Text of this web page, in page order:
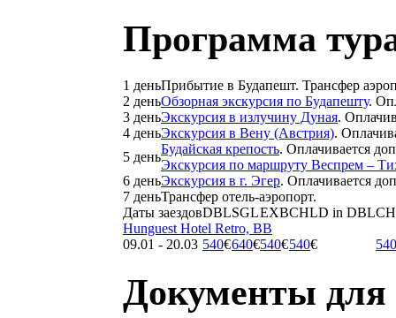
Программа
1 деньПрибытие в Будапешт. Трансфер
2 деньОбзорная экскурсия по Будапешту.
3 деньЭкскурсия в излучину Дуная.
4 деньЭкскурсия в Вену (Австрия).
5 день
Будайская крепость. Оплачивается
Экскурсия по маршруту Веспрем –
6 деньЭкскурсия в г. Эгер. Оплачивается
7 деньТрансфер отель-аэропорт.
Даты заездовDBLSGLEXBCHLD in DBL
Hunguest Hotel Retro, BB
09.01 - 20.03 540€640€540€540€ 540
Документы